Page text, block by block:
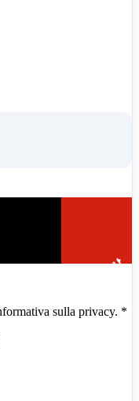
sulla privacy. *